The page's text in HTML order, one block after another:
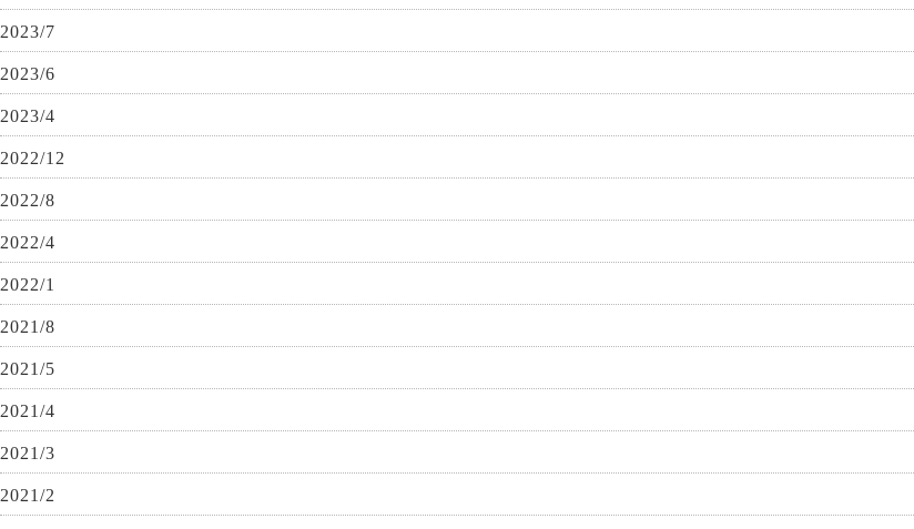
2023/7
2023/6
2023/4
2022/12
2022/8
2022/4
2022/1
2021/8
2021/5
2021/4
2021/3
2021/2